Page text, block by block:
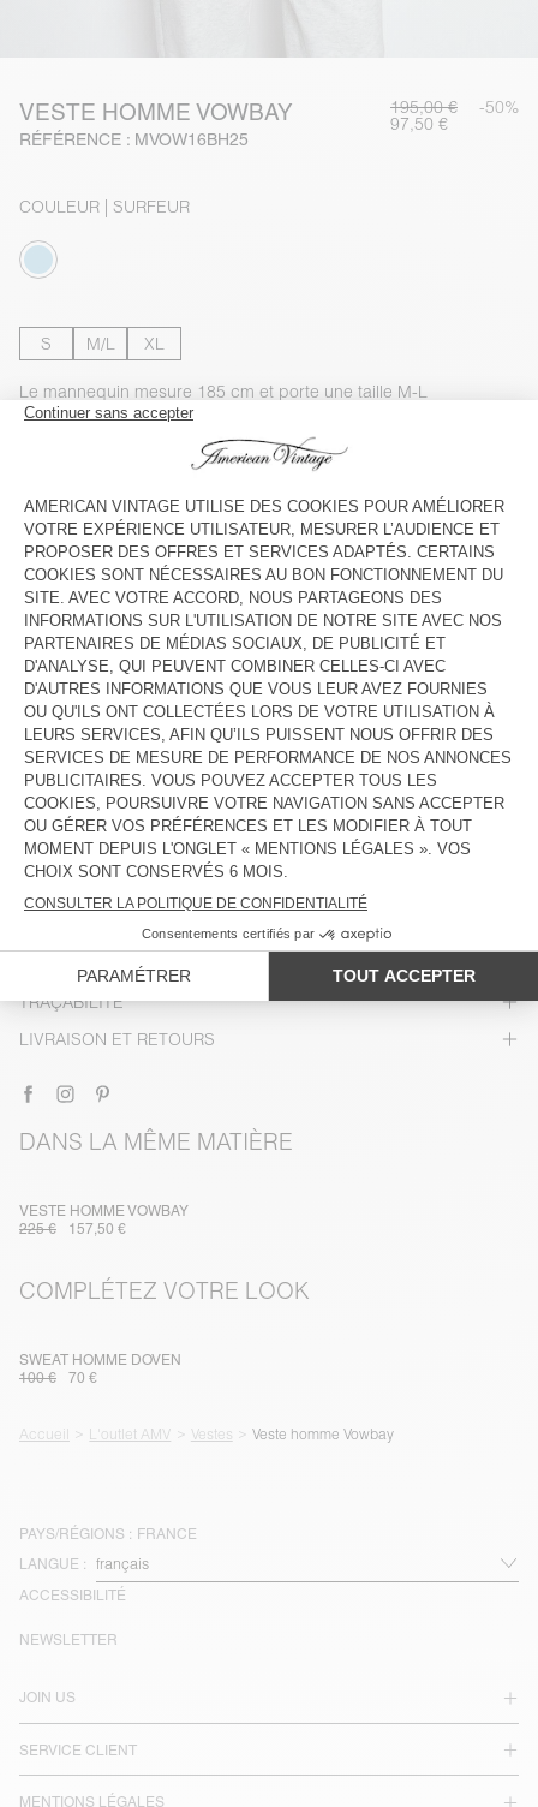
VESTE HOMME VOWBAY
RÉFÉRENCE : MVOW16BH25
195,00 € -50%
97,50 €
COULEUR | SURFEUR
S M/L XL
Le mannequin mesure 185 cm et porte une taille M-L
GUIDE DES TAILLES
entre le mercredi 12 août et le vendredi 14
AJOUTER AU PANIER
VOIR LA DISPONIBILITE EN MAGASIN
VOIR LE LOOK
DESCRIPTION
ENTRETIEN
TRAÇABILITÉ
LIVRAISON ET RETOURS
DANS LA MÊME MATIÈRE
VESTE HOMME VOWBAY
225 €
157,50 €
COMPLÉTEZ VOTRE LOOK
SWEAT HOMME DOVEN
100 €
70 €
Accueil L'outlet AMV Vestes Veste homme Vowbay
PAYS/RÉGIONS : FRANCE
LANGUE :
ACCESSIBILITÉ
JOIN US
SERVICE CLIENT
MENTIONS LÉGALES
NEWSLETTER